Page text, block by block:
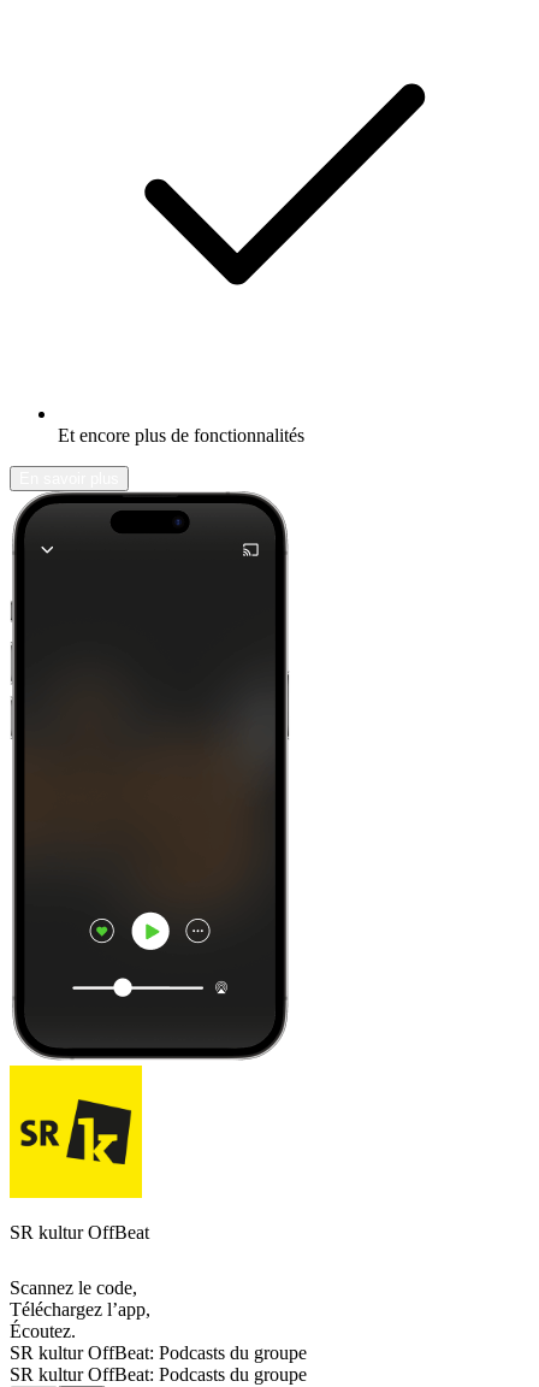
Et encore plus de fonctionnalités
SR kultur OffBeat
Scannez le code,
Téléchargez l’app,
Écoutez.
SR kultur OffBeat: Podcasts du groupe
SR kultur OffBeat: Podcasts du groupe